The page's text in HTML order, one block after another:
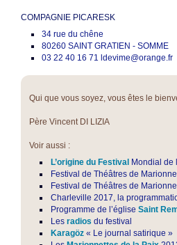
COMPAGNIE PICARESK
34 rue du chêne
80260 SAINT GRATIEN - SOMME
03 22 40 16 71 ldevime@orange.fr
Qui que vous soyez, vous êtes le
Père Vincent DI LIZIA
Voir aussi :
L’origine du Festival Mondial de
Festival de Théâtres de
Festival de Théâtres de
Charleville 2017, la
Programme de l’église Saint
Les radios du festival
Karagöz« Le journal satirique »